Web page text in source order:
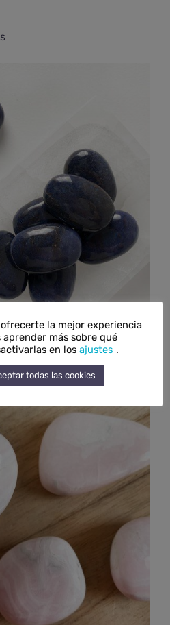
grande plano
la mejor experiencia
más sobre qué
en los ajustes .
todas las cookies